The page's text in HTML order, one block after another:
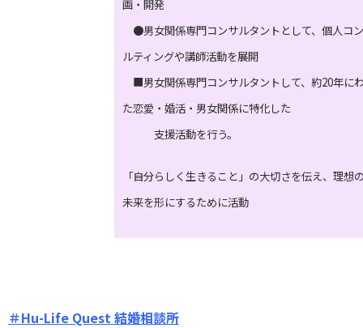
画・開発
●男女関係専門コンサルタントとして、個人コ
ルティングや講師活動を展開
■男女関係専門コンサルタントして、約20年に
た恋愛・婚活・男女関係に特化した
支援活動を行う。
「自分らしく生きること」の大切さを伝え、理想
未来を形にするために活動
＃Hu-Life Quest 結婚相談所